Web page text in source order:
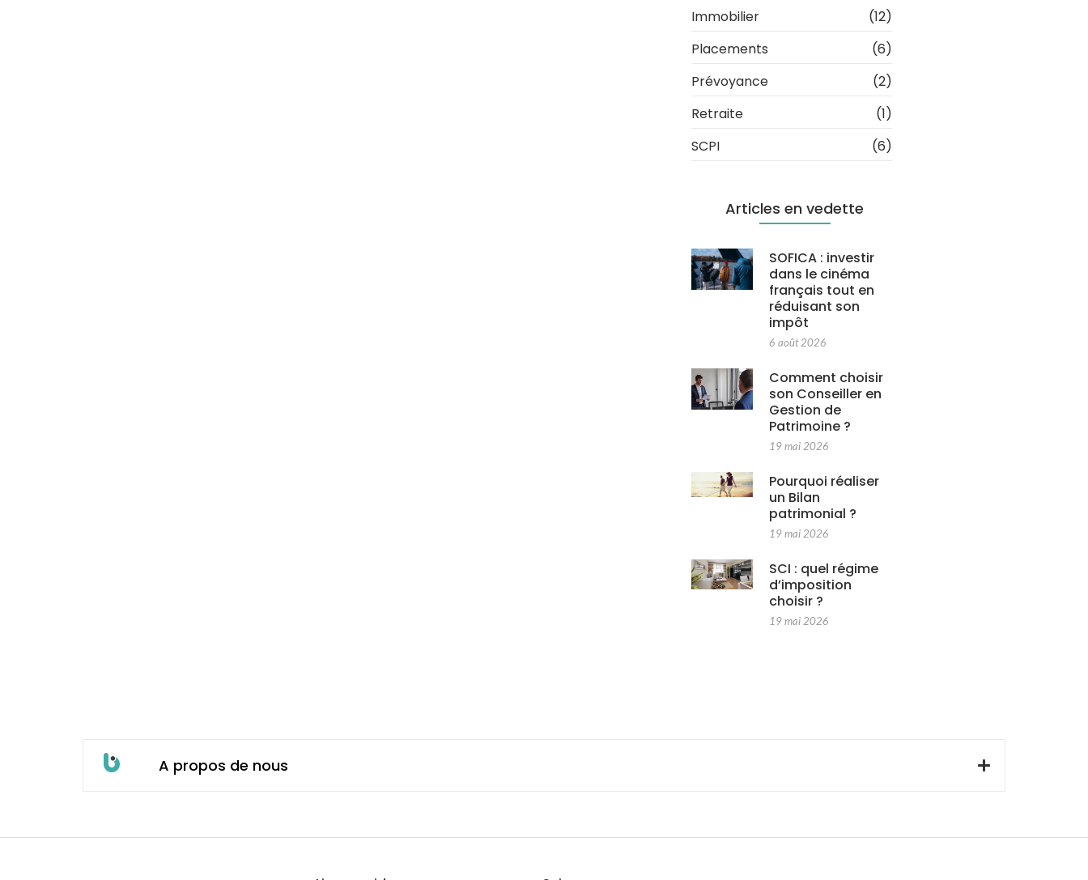
Immobilier
(12)
Placements
(6)
Prévoyance
(2)
Retraite
(1)
SCPI
(6)
Articles en vedette
SOFICA : investir
dans le cinéma
français tout en
réduisant son
impôt
6 août 2026
Comment choisir
son Conseiller en
Gestion de
Patrimoine ?
19 mai 2026
Pourquoi réaliser
un Bilan
patrimonial ?
19 mai 2026
SCI : quel régime
d’imposition
choisir ?
19 mai 2026
A propos de nous